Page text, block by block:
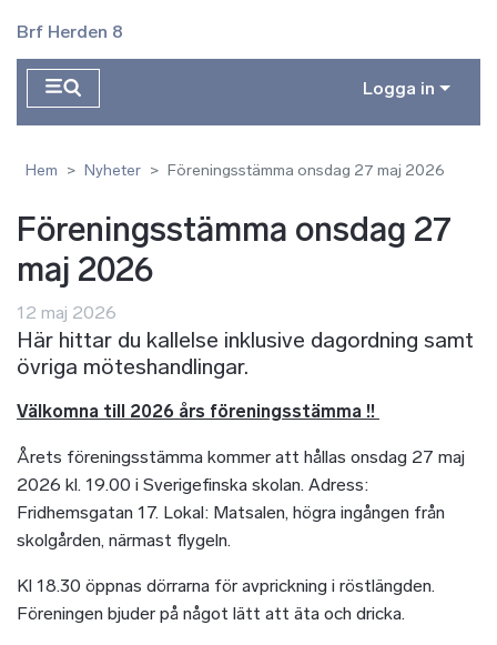
Brf Herden 8
Logga in
Hem Nyheter Föreningsstämma onsdag 27 maj 2026
Föreningsstämma onsdag 27
maj 2026
12 maj 2026
Här hittar du kallelse inklusive dagordning samt
övriga möteshandlingar.
Välkomna till 2026 års föreningsstämma !!
Årets föreningsstämma kommer att hållas onsdag 27 maj
2026 kl. 19.00 i Sverigefinska skolan. Adress:
Fridhemsgatan 17. Lokal: Matsalen, högra ingången från
skolgården, närmast flygeln.
Kl 18.30 öppnas dörrarna för avprickning i röstlängden.
Föreningen bjuder på något lätt att äta och dricka.